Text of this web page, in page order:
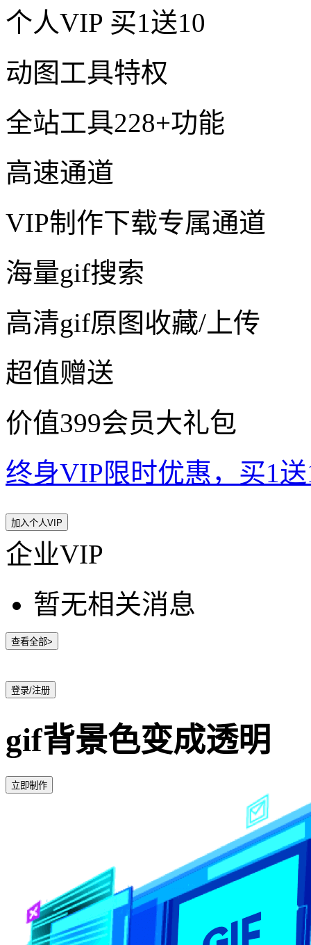
个人VIP 买1送10
动图工具特权
全站工具228+功能
高速通道
VIP制作下载专属通道
海量gif搜索
高清gif原图收藏/上传
超值赠送
价值399会员大礼包
终身VIP限时优惠，买1
加入个人VIP
企业VIP
暂无相关消息
查看全部>
登录/注册
gif背景色变成透明
立即制作